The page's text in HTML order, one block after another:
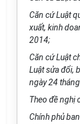
Căn cứ Luật
xuất, kinh
2014;
Căn cứ Luật
Luật sửa đổi,
ngày 24
Theo đề nghị
Chính phủ